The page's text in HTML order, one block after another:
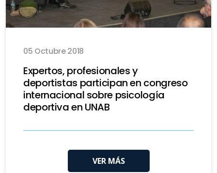
05 Octubre 2018
Expertos, profesionales y
deportistas participan en congreso
internacional sobre psicología
deportiva en UNAB
VER MÁS